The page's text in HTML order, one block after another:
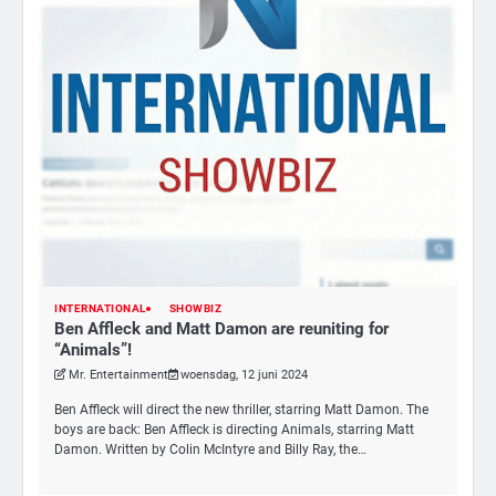
INTERNATIONAL SHOWBIZ
Ben Affleck and Matt Damon are reuniting for
“Animals”!
Mr. Entertainment woensdag, 12 juni 2024
Ben Affleck will direct the new thriller, starring Matt Damon. The
boys are back: Ben Affleck is directing Animals, starring Matt
Damon. Written by Colin McIntyre and Billy Ray, the…
Reiner, gearresteerd na dood ouders
Ms. Army Girl